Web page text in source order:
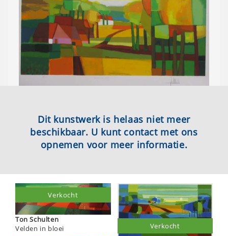
Dit kunstwerk is helaas niet meer
beschikbaar. U kunt contact met ons
opnemen voor meer informatie.
Ton Schulten
Velden in bloei
Verkocht
Verkocht